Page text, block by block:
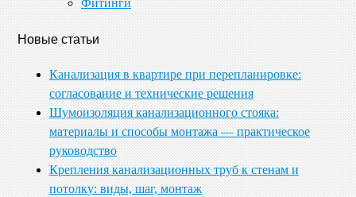
Фитинги
Новые статьи
Канализация в квартире при перепланировке:
согласование и технические решения
Шумоизоляция канализационного стояка:
материалы и способы монтажа — практическое
руководство
Крепления канализационных труб к стенам и
потолку: виды, шаг, монтаж